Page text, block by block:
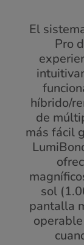
El
Pro
híbrido/
de
más fácil
sol
pantalla